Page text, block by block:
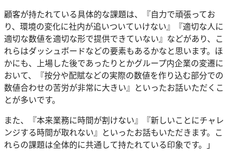
顧客が持たれている具体的な課題は、『自力で頑張ってお
り、環境の変化に社内が追いついていけない』『適切な人に
適切な数値を適切な形で提供できていない』などがあり、こ
れらはダッシュボードなどの要素もあるかなと思います。ほ
かにも、上場した後であったりとかグループ内企業の変遷に
おいて、『按分や配賦などの実際の数値を作り込む部分での
数値合わせの苦労が非常に大きい』といったお話いただくこ
とが多いです。
また、『本来業務に時間が割けない』『新しいことにチャレ
ンジする時間が取れない』といったお話もいただきます。こ
れらの課題は全体的に共通して持たれている印象です。」